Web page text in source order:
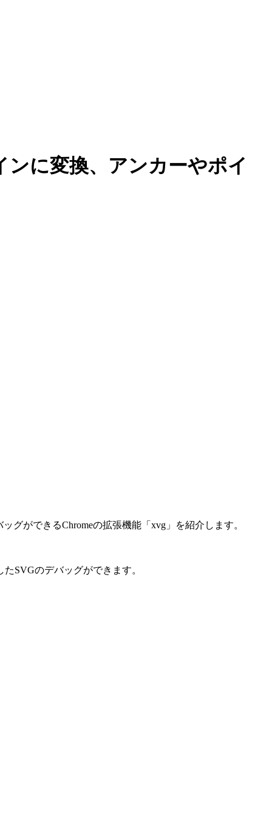
に変換、アンカーやポイ
グができるChromeの拡張機能「xvg」を紹介します。
SVGのデバッグができます。